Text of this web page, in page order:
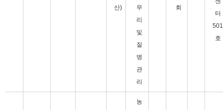
산)
무
리
및
질
병
관
리
회
터
501
호
농